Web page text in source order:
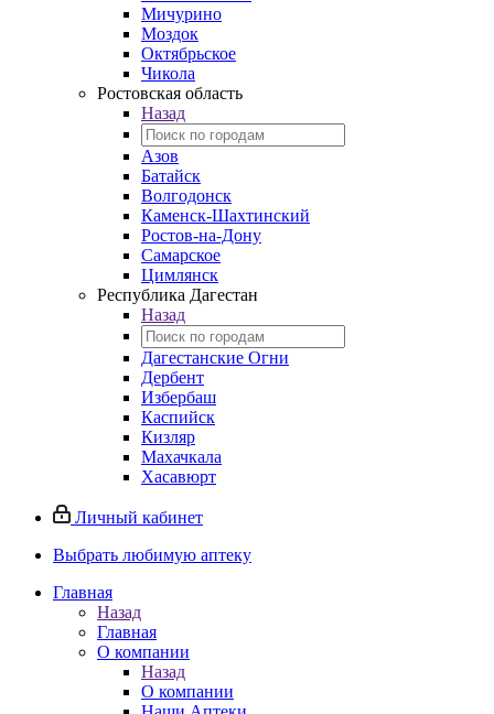
Мичурино
Моздок
Октябрьское
Чикола
Ростовская область
Назад
Азов
Батайск
Волгодонск
Каменск-Шахтинский
Ростов-на-Дону
Самарское
Цимлянск
Республика Дагестан
Назад
Дагестанские Огни
Дербент
Избербаш
Каспийск
Кизляр
Махачкала
Хасавюрт
Личный кабинет
Выбрать любимую аптеку
Главная
Назад
Главная
О компании
Назад
О компании